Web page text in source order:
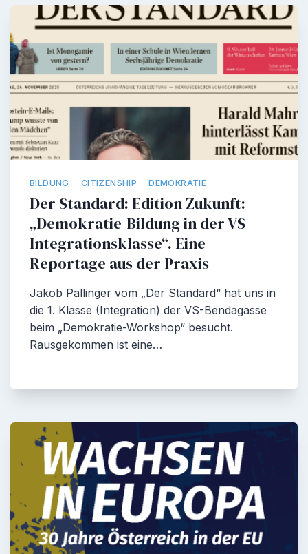
BILDUNG CITIZENSHIP DEMOKRATIE
Der Standard: Edition Zukunft:
„Demokratie-Bildung in der VS-
Integrationsklasse“. Eine
Reportage aus der Praxis
Jakob Pallinger vom „Der Standard“ hat uns in
die 1. Klasse (Integration) der VS-Bendagasse
beim „Demokratie-Workshop“ besucht.
Rausgekommen ist eine…